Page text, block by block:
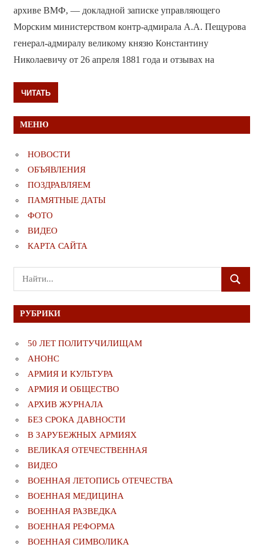
архиве ВМФ, — докладной записке управляющего
Морским министерством контр-адмирала А.А. Пещурова
генерал-адмиралу великому князю Константину
Николаевичу от 26 апреля 1881 года и отзывах на
ЧИТАТЬ
МЕНЮ
НОВОСТИ
ОБЪЯВЛЕНИЯ
ПОЗДРАВЛЯЕМ
ПАМЯТНЫЕ ДАТЫ
ФОТО
ВИДЕО
КАРТА САЙТА
Поиск
для:
ПОИСК
РУБРИКИ
50 ЛЕТ ПОЛИТУЧИЛИЩАМ
АНОНС
АРМИЯ И КУЛЬТУРА
АРМИЯ И ОБЩЕСТВО
АРХИВ ЖУРНАЛА
БЕЗ СРОКА ДАВНОСТИ
В ЗАРУБЕЖНЫХ АРМИЯХ
ВЕЛИКАЯ ОТЕЧЕСТВЕННАЯ
ВИДЕО
ВОЕННАЯ ЛЕТОПИСЬ ОТЕЧЕСТВА
ВОЕННАЯ МЕДИЦИНА
ВОЕННАЯ РАЗВЕДКА
ВОЕННАЯ РЕФОРМА
ВОЕННАЯ СИМВОЛИКА